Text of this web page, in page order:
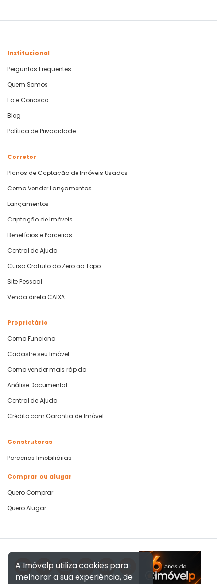
Institucional
Perguntas Frequentes
Quem Somos
Fale Conosco
Blog
Política de Privacidade
Corretor
Planos de Captação de Imóveis Usados
Como Vender Lançamentos
Lançamentos
Captação de Imóveis
Benefícios e Parcerias
Central de Ajuda
Curso Gratuito do Zero ao Topo
Site Pessoal
Venda direta CAIXA
Proprietário
Como Funciona
Cadastre seu Imóvel
Como vender mais rápido
Análise Documental
Central de Ajuda
Crédito com Garantia de Imóvel
Construtoras
Parcerias Imobiliárias
Comprar ou alugar
Quero Comprar
Quero Alugar
A Imóvelp utiliza cookies para
melhorar a sua experiência, de